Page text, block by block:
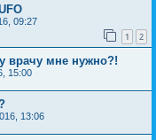
09:27
1 2
врачу мне нужно?!
15:00
13:06